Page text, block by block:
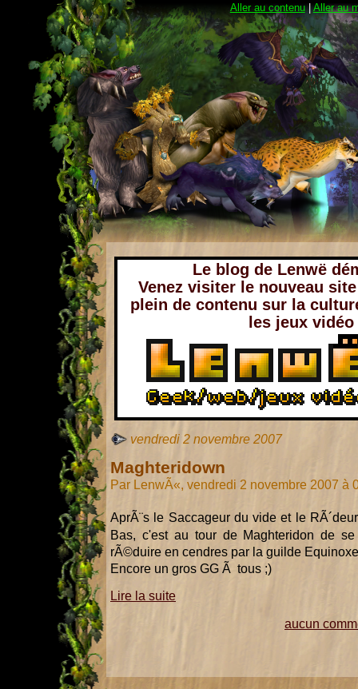
Aller au contenu|Aller au
Le blog de Lenwë
Venez visiter le nouveau
plein de contenu sur la
les jeux vidéo
vendredi 2 novembre 2007
Maghteridown
Par LenwÃ«, vendredi 2 novembre 2007 à
AprÃ¨s le Saccageur du vide et le
Bas, c'est au tour de Maghteridon de se
rÃ©duire en cendres par la guilde
Encore un gros GG Ã tous ;)
Lire la suite
aucun